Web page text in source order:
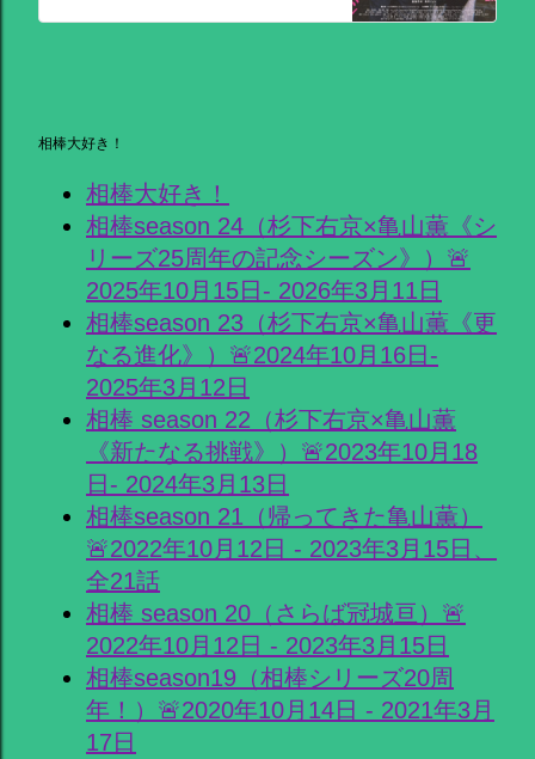
相棒大好き！
相棒大好き！
相棒season 24（杉下右京×亀山薫《シ
リーズ25周年の記念シーズン》）🚨
2025年10月15日- 2026年3月11日
相棒season 23（杉下右京×亀山薫《更
なる進化》）🚨2024年10月16日-
2025年3月12日
相棒 season 22（杉下右京×亀山薫
《新たなる挑戦》）🚨2023年10月18
日- 2024年3月13日
相棒season 21（帰ってきた亀山薫）
🚨2022年10月12日 - 2023年3月15日、
全21話
相棒 season 20（さらば冠城亘）🚨
2022年10月12日 - 2023年3月15日
相棒season19（相棒シリーズ20周
年！）🚨2020年10月14日 - 2021年3月
17日